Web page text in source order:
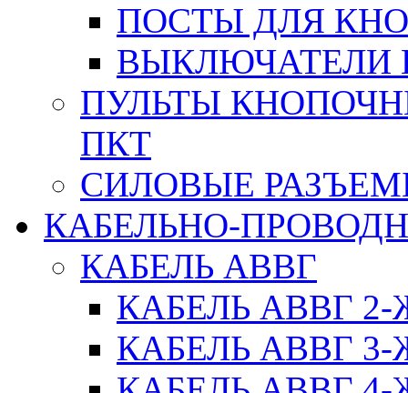
ПОСТЫ ДЛЯ
ВЫКЛЮЧАТЕЛИ
ПУЛЬТЫ
ПКТ
СИЛОВЫЕ
КАБЕЛЬНО-
КАБЕЛЬ АВВГ
КАБЕЛЬ АВВГ
КАБЕЛЬ АВВГ